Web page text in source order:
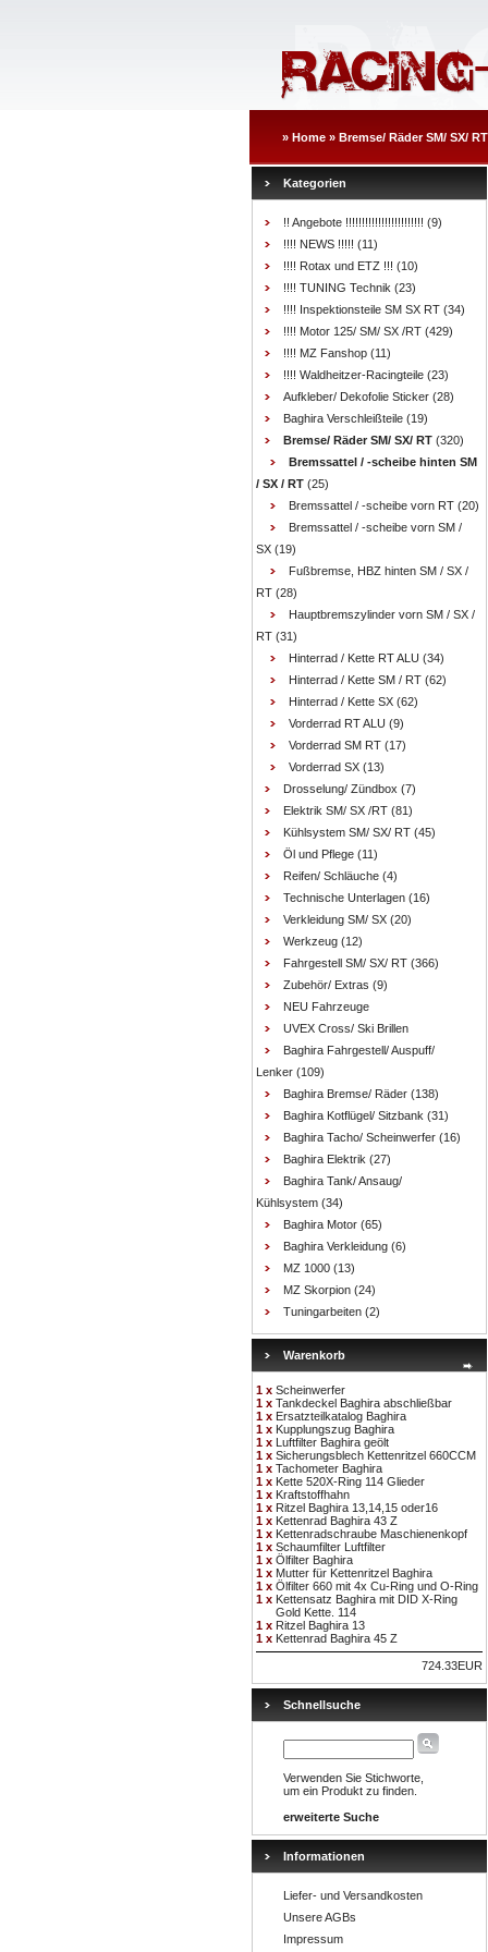
» Home » Bremse/ Räder SM/ SX/ RT
Kategorien
!! Angebote !!!!!!!!!!!!!!!!!!!!!!!! (9)
!!!! NEWS !!!!! (11)
!!!! Rotax und ETZ !!! (10)
!!!! TUNING Technik (23)
!!!! Inspektionsteile SM SX RT (34)
!!!! Motor 125/ SM/ SX /RT (429)
!!!! MZ Fanshop (11)
!!!! Waldheitzer-Racingteile (23)
Aufkleber/ Dekofolie Sticker (28)
Baghira Verschleißteile (19)
Bremse/ Räder SM/ SX/ RT (320)
Bremssattel / -scheibe hinten SM
/ SX / RT (25)
Bremssattel / -scheibe vorn RT (20)
Bremssattel / -scheibe vorn SM /
SX (19)
Fußbremse, HBZ hinten SM / SX /
RT (28)
Hauptbremszylinder vorn SM / SX /
RT (31)
Hinterrad / Kette RT ALU (34)
Hinterrad / Kette SM / RT (62)
Hinterrad / Kette SX (62)
Vorderrad RT ALU (9)
Vorderrad SM RT (17)
Vorderrad SX (13)
Drosselung/ Zündbox (7)
Elektrik SM/ SX /RT (81)
Kühlsystem SM/ SX/ RT (45)
Öl und Pflege (11)
Reifen/ Schläuche (4)
Technische Unterlagen (16)
Verkleidung SM/ SX (20)
Werkzeug (12)
Fahrgestell SM/ SX/ RT (366)
Zubehör/ Extras (9)
NEU Fahrzeuge
UVEX Cross/ Ski Brillen
Baghira Fahrgestell/ Auspuff/
Lenker (109)
Baghira Bremse/ Räder (138)
Baghira Kotflügel/ Sitzbank (31)
Baghira Tacho/ Scheinwerfer (16)
Baghira Elektrik (27)
Baghira Tank/ Ansaug/
Kühlsystem (34)
Baghira Motor (65)
Baghira Verkleidung (6)
MZ 1000 (13)
MZ Skorpion (24)
Tuningarbeiten (2)
Warenkorb
1 x Scheinwerfer
1 x Tankdeckel Baghira abschließbar
1 x Ersatzteilkatalog Baghira
1 x Kupplungszug Baghira
1 x Luftfilter Baghira geölt
1 x Sicherungsblech Kettenritzel 660CCM
1 x Tachometer Baghira
1 x Kette 520X-Ring 114 Glieder
1 x Kraftstoffhahn
1 x Ritzel Baghira 13,14,15 oder16
1 x Kettenrad Baghira 43 Z
1 x Kettenradschraube Maschienenkopf
1 x Schaumfilter Luftfilter
1 x Ölfilter Baghira
1 x Mutter für Kettenritzel Baghira
1 x Ölfilter 660 mit 4x Cu-Ring und O-Ring
1 x Kettensatz Baghira mit DID X-Ring
Gold Kette. 114
1 x Ritzel Baghira 13
1 x Kettenrad Baghira 45 Z
724.33EUR
Schnellsuche
Verwenden Sie Stichworte,
um ein Produkt zu finden.
erweiterte Suche
Informationen
Liefer- und Versandkosten
Unsere AGBs
Impressum